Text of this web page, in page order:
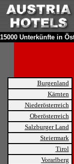
15000 Unterkünfte in
Burgenland
Kärnten
Niederösterreich
Oberösterreich
Salzburger Land
Steiermark
Tirol
Vorarlberg